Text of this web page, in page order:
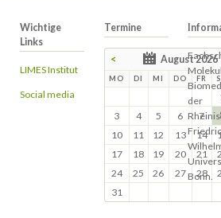
Wichtige
Links
LIMES Institut
Social media
Termine
< August 2026
MO DI MI DO FR
3
4 5 6 7
10
11 12 13 14
17
18 19 20 21
24
25 26 27 28
31
der
Bonn.